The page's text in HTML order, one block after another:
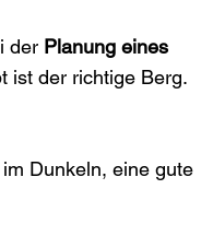
der Planung eines
ist der richtige Berg.
Dunkeln, eine gute